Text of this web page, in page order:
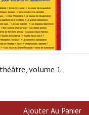
volume 1
Ajouter Au Panier